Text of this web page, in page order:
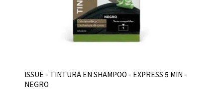
ISSUE - TINTURA EN SHAMPOO - EXPRESS 5 MIN -
NEGRO